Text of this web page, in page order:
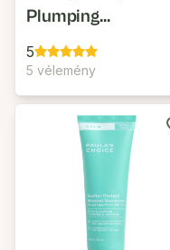
Plumping
Moisturizer Pro-
Kollagén Fókuszú
Hidratáló Gél
5
5 vélemény